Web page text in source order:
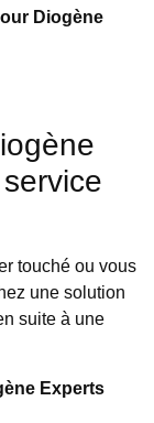
Diogène
touché ou vous
une solution
suite à une
Experts